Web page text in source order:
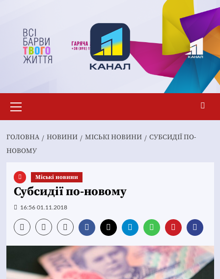
вмісту
меню
ГОЛОВНА НОВИНИ MІСЬКІ НОВИНИ
СУБСИДІЇ ПО-
НОВОМУ
Mіські новини
Субсидії по-новому
16:56 01.11.2018